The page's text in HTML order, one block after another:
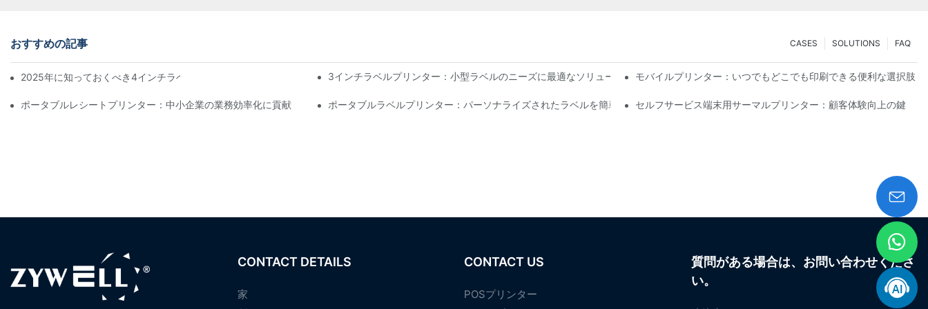
おすすめの記事 FAQ
SOLUTIONS
CASES
2025年に知っておくべき4インチラベルプリンター購入のヒントと推奨事項3インチラベルプリンター：小型ラベルのニーズに最適なソリューションモバイルプリンター：いつでもどこでも印刷できる便利な選択肢
ポータブルレシートプリンター：中小企業の業務効率化に貢献 ポータブルラベルプリンター：パーソナライズされたラベルを簡単に作成セルフサービス端末用サーマルプリンター：顧客体験向上の鍵
CONTACT DETAILS
家
CONTACT US
POSプリンター
質問がある場合は、お問い合わせくださ
い。